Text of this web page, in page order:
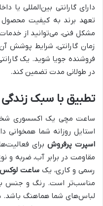
دارای گارانتی بین‌المللی یا
تعهد برند به کیفیت
مشکل فنی، می‌توانید از
زمان گارانتی، شرایط پوشش
فروشنده جویا شوید. یک
در طولانی مدت تضمین کند.
تطبیق با سبک زندگی
ساعت مچی یک اکسسوری
استایل روزانه شما همخوانی
اسپرت پرفروش برای
مقاومت در برابر آب، ضربه و
رسمی و کاری، یکساعت
مناسب‌تر است. رنگ و جنس
لباس‌های شما هماهنگ باشد.